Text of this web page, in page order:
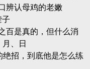
辨认母鸡的老嫩
子
百是真的，但什么消
、日
绝招，到底他是怎么练